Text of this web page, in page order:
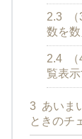
2.3
数を数
2.4
覧表
3 あいま
ときのチ